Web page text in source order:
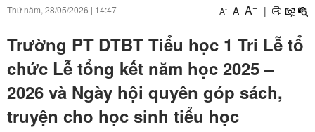
Thứ năm, 28/05/2026 | 14:47 A- A A+ |
Trường PT DTBT Tiểu học 1 Tri Lễ tổ
chức Lễ tổng kết năm học 2025 –
2026 và Ngày hội quyên góp sách,
truyện cho học sinh tiểu học